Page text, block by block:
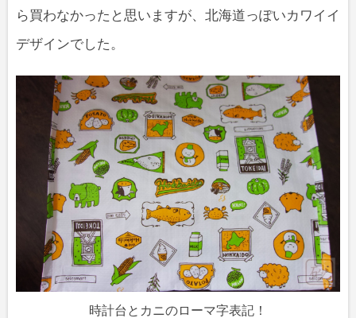
ら買わなかったと思いますが、北海道っぽいカワイイ
デザインでした。
時計台とカニのローマ字表記！